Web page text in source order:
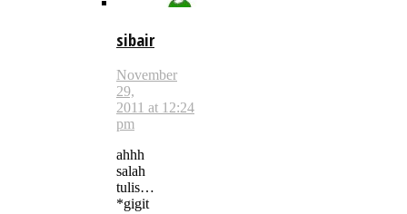
sibair
November
29,
2011 at 12:24
pm
ahhh
salah
tulis…
*gigit